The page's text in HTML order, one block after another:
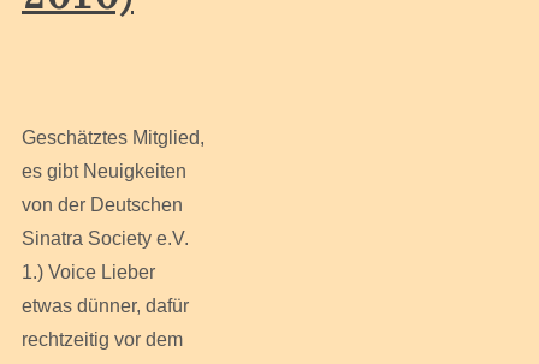
Geschätztes Mitglied,
es gibt Neuigkeiten
von der Deutschen
Sinatra Society e.V.
1.) Voice Lieber
etwas dünner, dafür
rechtzeitig vor dem